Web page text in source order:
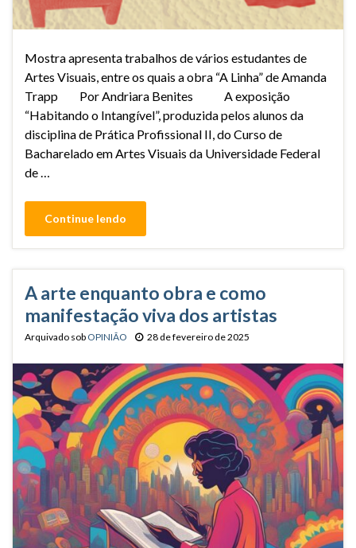
Mostra apresenta trabalhos de vários estudantes de
Artes Visuais, entre os quais a obra “A Linha” de Amanda
Trapp Por Andriara Benites A exposição
“Habitando o Intangível”, produzida pelos alunos da
disciplina de Prática Profissional II, do Curso de
Bacharelado em Artes Visuais da Universidade Federal
de …
Continue lendo
A arte enquanto obra e como
manifestação viva dos artistas
Arquivado sob OPINIÃO 28 de fevereiro de 2025